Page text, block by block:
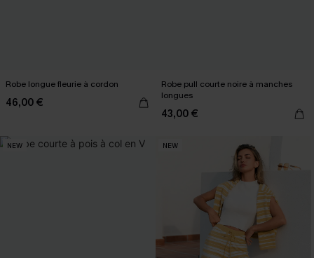
Robe longue fleurie à cordon
46,00 €
Robe pull courte noire à manches
longues
43,00 €
NEW NEW